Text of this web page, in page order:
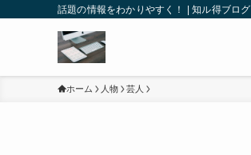
話題の情報をわかりやすく！ | 知ル得ブログ
ホーム 人物 芸人